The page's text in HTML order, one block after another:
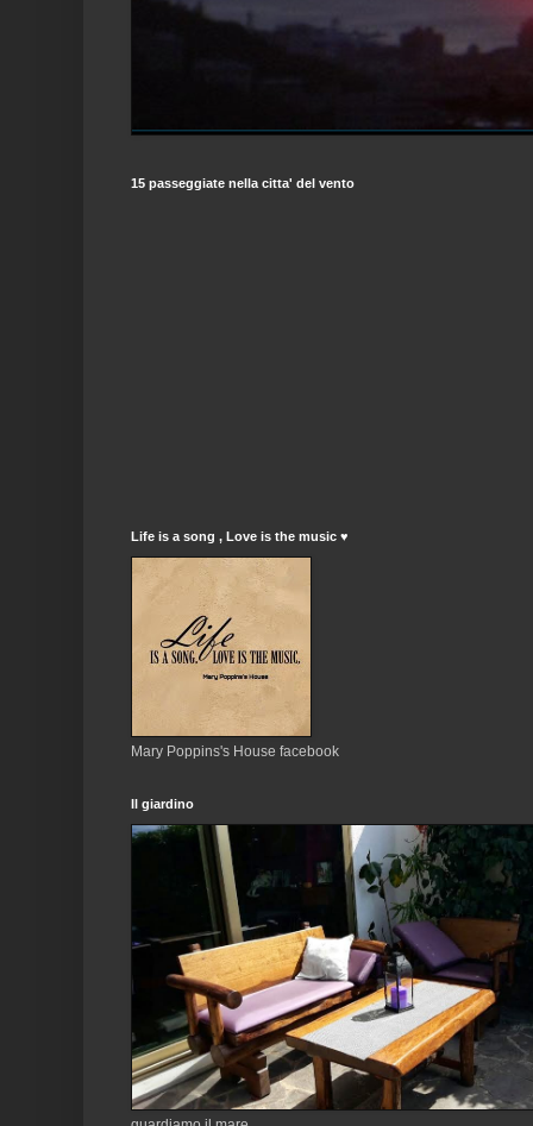
15 passeggiate nella citta' del vento
Life is a song , Love is the music ♥
Mary Poppins's House facebook
Il giardino